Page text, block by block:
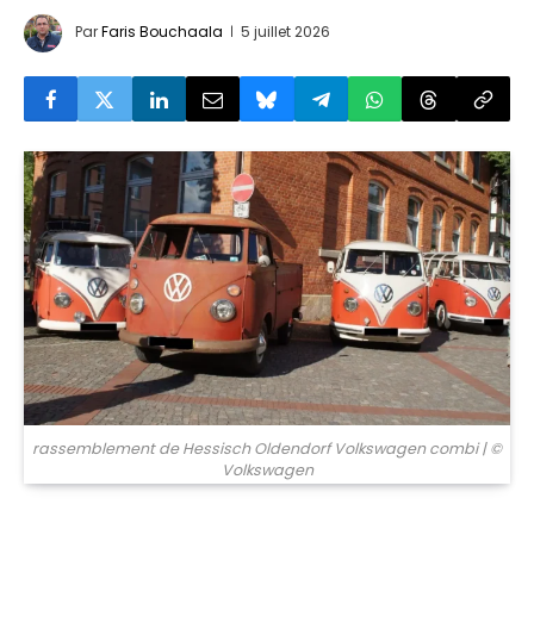
ParFaris Bouchaala 5 juillet 2026
© Volkswagen
rassemblement de Hessisch Oldendorf Volkswagen combi| ©
Volkswagen